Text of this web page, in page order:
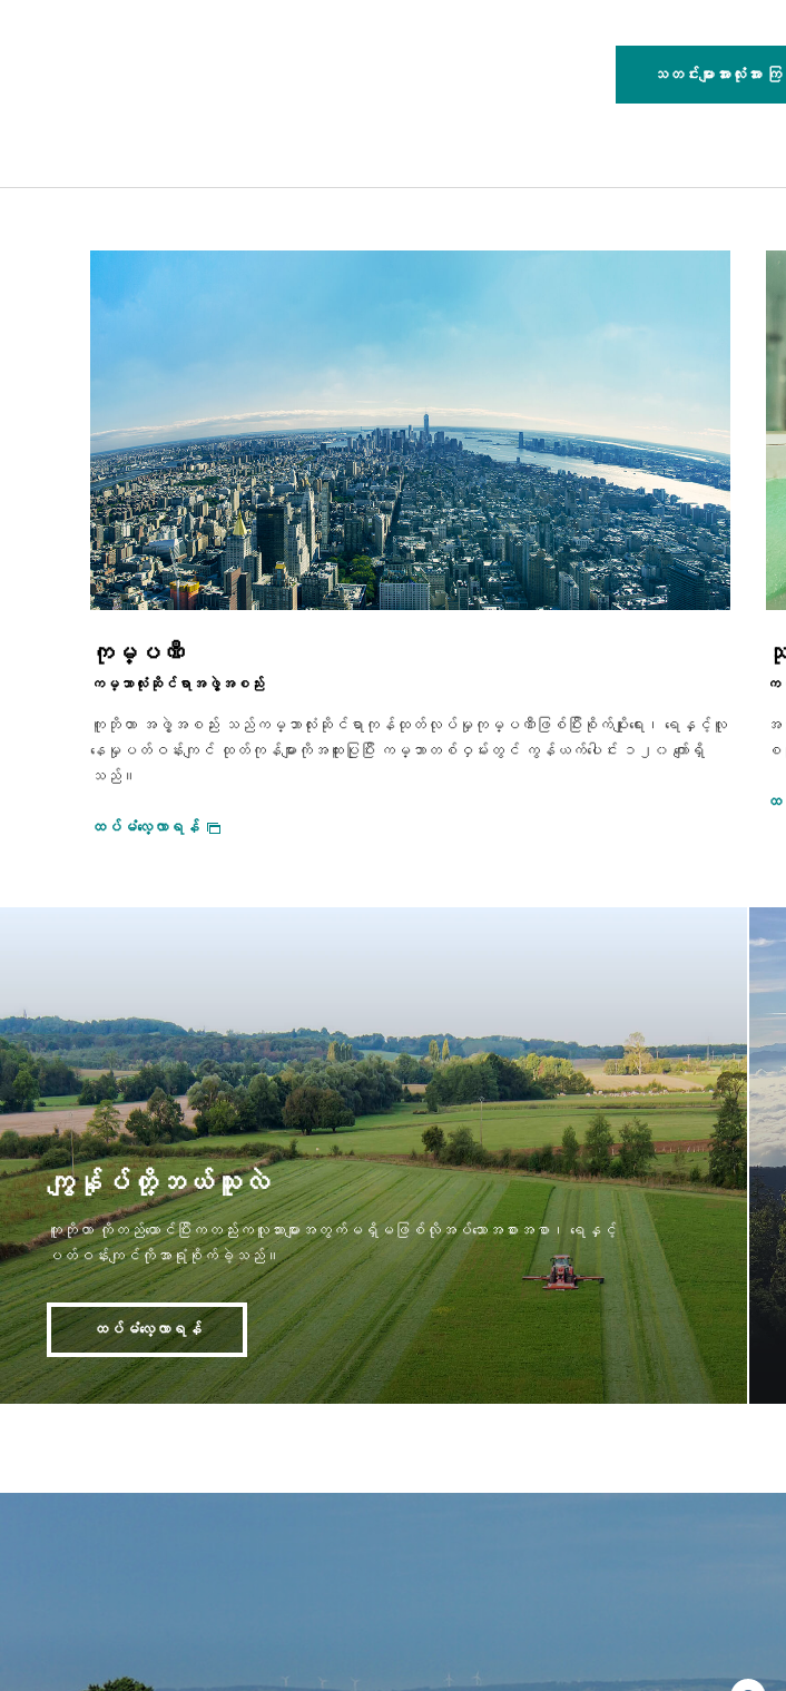
သတင်းများအားလုံးအာ
ကုမ္ပဏီ
ကမ္ဘာလုံးဆိုင်ရာအဖွဲ့အစည်း
ကူဘိုတာ အဖွဲ့အစည်း သည်ကမ္ဘာလုံးဆိုင်ရာကုန်ထုတ်လုပ်မှုကုမ္ပဏီဖြစ်ပြီးစိုက်ပျိုးရေး၊ ရေနှင့်လူ
နေမှုပတ်ဝန်းကျင် ထုတ်ကုန်များကိုအထူးပြုပြီး ကမ္ဘာတစ်ဝှမ်းတွင် ကွန်ယက်ပေါင်း ၁၂၀ ကျော်ရှိ
သည်။
ထပ်မံလေ့လာရန်
က
အ
စ
ထ
ကျွန်ုပ်တို့ဘယ်သူလဲ
ကူဘိုတာ ကိုတည်ထောင်ပြီးကတည်းကလူသားများအတွက်မရှိမဖြစ်လိုအပ်သောအစားအစာ၊ ရေနှင့်
ပတ်ဝန်းကျင်ကိုအာရုံစိုက်ခဲ့သည်။
ထပ်မံလေ့လာရန်